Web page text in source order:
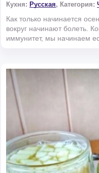
Кухня: Русская, Категория:
Как только начинается
вокруг начинают болеть.
иммунитет, мы начинаем